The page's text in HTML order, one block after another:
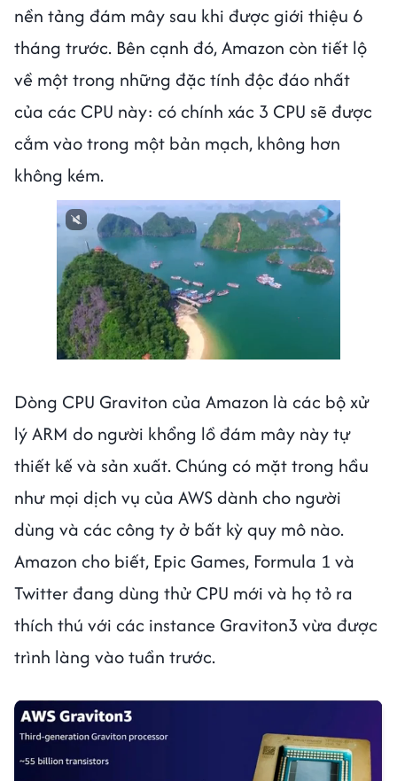
nền tảng đám mây sau khi được giới thiệu 6
tháng trước. Bên cạnh đó, Amazon còn tiết lộ
về một trong những đặc tính độc đáo nhất
của các CPU này: có chính xác 3 CPU sẽ được
cắm vào trong một bản mạch, không hơn
không kém.
Next video in 2
Dòng CPU Graviton của Amazon là các bộ xử
lý ARM do người khổng lồ đám mây này tự
thiết kế và sản xuất. Chúng có mặt trong hầu
như mọi dịch vụ của AWS dành cho người
dùng và các công ty ở bất kỳ quy mô nào.
Amazon cho biết, Epic Games, Formula 1 và
Twitter đang dùng thử CPU mới và họ tỏ ra
thích thú với các instance Graviton3 vừa được
trình làng vào tuần trước.